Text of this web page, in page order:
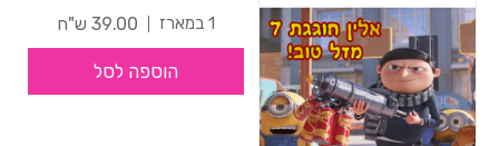
1 במארז
39.00 ש"ח
הוספה לסל